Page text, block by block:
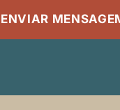
ENVIAR